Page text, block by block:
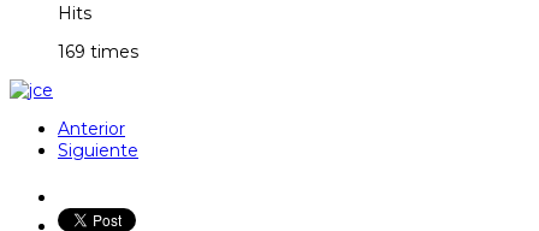
Hits
169 times
Anterior
Siguiente